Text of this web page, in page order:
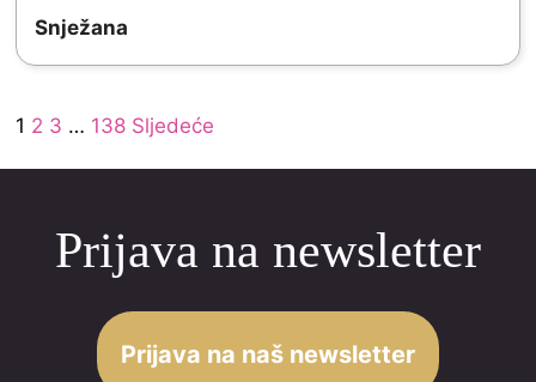
t
o
5
5
u
Snježana
Site
Reviews
Page
1 Page
2 Page
3 … Page
138 Sljedeće
Prijava na newsletter
Prijava na naš newsletter